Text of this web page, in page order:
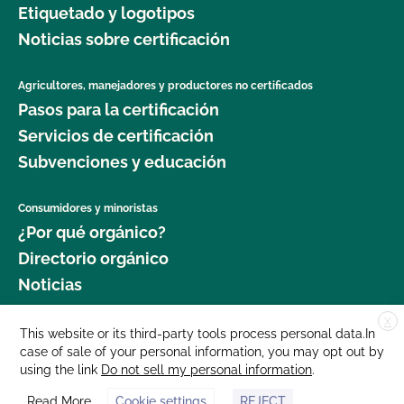
Seguridad Alimentaria?
¿Qué logotipos y declaraciones puedo poner en
mi producto certificado por OCal?
orgánico certificado?
¿Qué recursos existen en relación con los OMG y
la producción orgánica?
la certificación y el mantenimiento de registros?
¿Qué normas certifica el CCOF?
jardinería orgánica?
seguridad alimentaria como agricultor orgánico?
¿Dónde puedo obtener más información sobre la
gestión del ganado orgánico?
¿Dónde puedo encontrar semillas y plantas
orgánicas?
¿Qué cultivos requieren un intervalo de 120 días
antes de la cosecha cuando se aplica estiércol?
¿Qué norma GLOBALG.A.P. es mejor para mi
empresa?
Etiquetado y logotipos
Noticias sobre certificación
Agricultores, manejadores y productores no certificados
Pasos para la certificación
Servicios de certificación
Subvenciones y educación
Consumidores y minoristas
¿Por qué orgánico?
Directorio orgánico
Noticias
Donar
Carreras profesionales
Sala de prensa
X
This website or its third-party tools process personal data.In
case of sale of your personal information, you may opt out by
using the link Do not sell my personal information.